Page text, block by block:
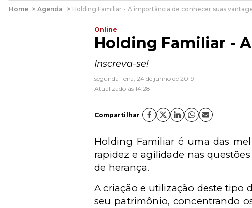
Home > Agenda > Holding Familiar - A importância de conhecer suas
Online
Holding Familiar -
Inscreva-se!
segunda-feira, 24 de junho de 2019
Atualizado às 14:28
Compartilhar
Holding Familiar é uma das
rapidez e agilidade nas
de herança.
A criação e utilização deste tipo
seu patrimônio, concentrando